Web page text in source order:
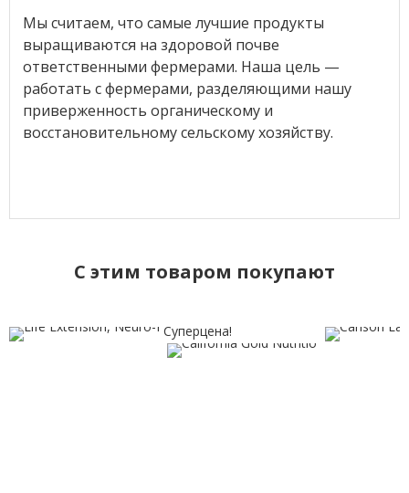
Мы считаем, что самые лучшие продукты
выращиваются на здоровой почве
ответственными фермерами. Наша цель —
работать с фермерами, разделяющими нашу
приверженность органическому и
восстановительному сельскому хозяйству.
C этим товаром покупают
Суперцена!